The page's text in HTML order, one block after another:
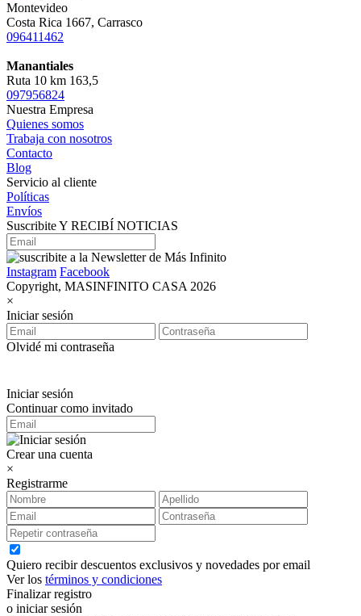
Montevideo
Costa Rica 1667, Carrasco
096411462
Manantiales
Ruta 10 km 163,5
097956824
Nuestra Empresa
Quienes somos
Trabaja con nosotros
Contacto
Blog
Servicio al cliente
Políticas
Envíos
Suscribite Y RECIBÍ NOTICIAS
Instagram Facebook
Copyright, MASINFINITO CASA 2026
×
Iniciar sesión
Olvidé mi contraseña
Iniciar sesión
Continuar como invitado
Crear una cuenta
×
Registrarme
Quiero recibir descuentos exclusivos y novedades por email
Ver los términos y condiciones
Finalizar registro
o iniciar sesión